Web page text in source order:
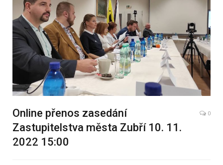
Online přenos zasedání
Zastupitelstva města Zubří 10. 11.
2022 15:00
0